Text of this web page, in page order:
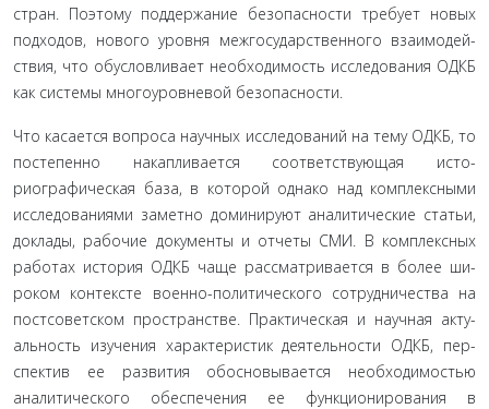
стран. Поэтому поддержание безопасности требует новых
подходов, нового уровня межгосударственного взаимодей­
ствия, что обусловливает необходимость исследования ОДКБ
как системы многоуровневой безопасности.
Что касается вопроса научных исследований на тему ОДКБ, то
постепенно накапливается соответствующая исто­
риографическая база, в которой однако над комплексными
исследованиями заметно доминируют аналитические статьи,
доклады, рабочие документы и отчеты СМИ. В комплексных
работах история ОДКБ чаще рассматривается в более ши­
роком контексте военно-политического сотрудничества на
постсоветском пространстве. Практическая и научная акту­
альность изучения характеристик деятельности ОДКБ, пер­
спектив ее развития обосновывается необходимостью
анали­тического обеспечения ее функционирования в